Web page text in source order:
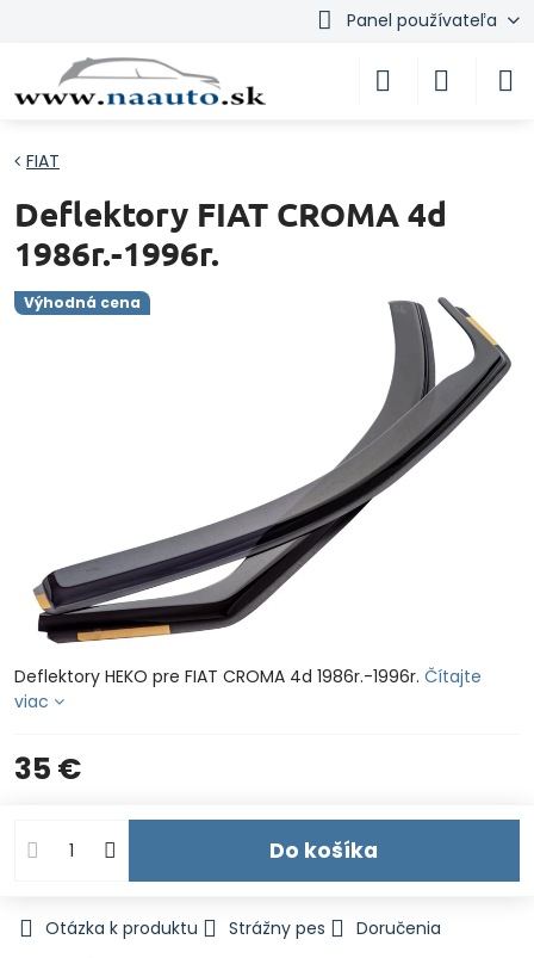
Panel používateľa
Výhodná cena
FIAT
Deflektory FIAT CROMA 4d
1986r.-1996r.
Deflektory HEKO pre FIAT CROMA 4d 1986r.-1996r. Čítajte
viac
35 €
Do košíka
Otázka k produktu Strážny pes
Doručenia